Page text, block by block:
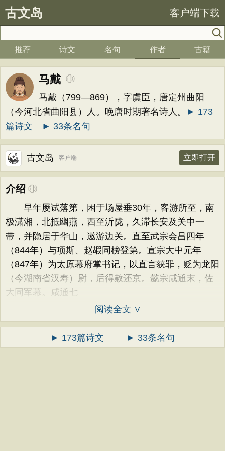
古文岛 客户端下载
推荐 诗文 名句 作者 古籍
马戴
马戴（799—869），字虞臣，唐定州曲阳
（今河北省曲阳县）人。晚唐时期著名诗人。
► 173
篇诗文
► 33条名句
古文岛 客户端 立即打开
介绍
早年屡试落第，困于场屋垂30年，客游所至，南
极潇湘，北抵幽燕，西至沂陇，久滞长安及关中一
带，并隐居于华山，遨游边关。直至武宗会昌四年
（844年）与项斯、赵嘏同榜登第。宣宗大中元年
（847年）为太原幕府掌书记，以直言获罪，贬为龙阳
（今湖南省汉寿）尉，后得赦还京。懿宗咸通末，佐
大同军幕。咸通七
阅读全文 ∨
► 173篇诗文 ► 33条名句